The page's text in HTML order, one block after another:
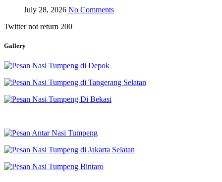
July 28, 2026 No Comments
Twitter not return 200
Gallery